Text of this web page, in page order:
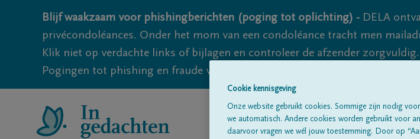
Blijf waakzaam voor phishingberichten (poging tot oplichting) - DELA
privécondoléances. Onder het mom van een condoléance tracht men
Klik niet op verdachte links of bijlagen en controleer de afzender
Pogingen tot phishing en fraude vallen echter nooit volledig uit te sluiten,
Cookie kennisgeving
Onze website gebruikt cookies. Sommige zijn nodig
we automatisch. Andere cookies worden gebruikt voor
daarvoor vragen we wél jouw toestemming. Door op